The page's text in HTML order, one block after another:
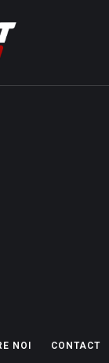
NOI CONTACT